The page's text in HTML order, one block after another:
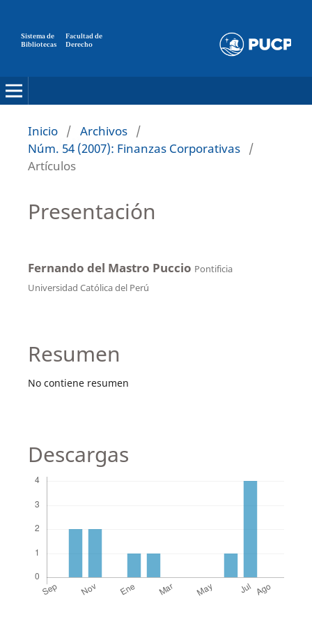
Sistema de
Bibliotecas
Facultad de
Derecho
Inicio / Archivos /
Núm. 54 (2007): Finanzas Corporativas /
Artículos
Presentación
Fernando del Mastro Puccio Pontificia
Universidad Católica del Perú
Resumen
No contiene resumen
Descargas